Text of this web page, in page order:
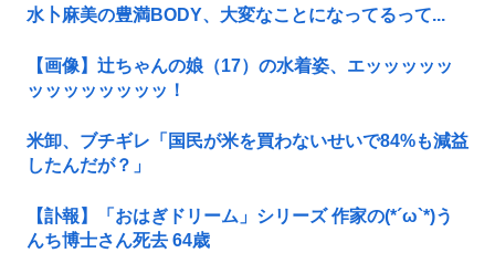
水卜麻美の豊満BODY、大変なことになってるって...
【画像】辻ちゃんの娘（17）の水着姿、エッッッッッ
ッッッッッッッッ！
米卸、ブチギレ「国民が米を買わないせいで84%も減益
したんだが？」
【訃報】「おはぎドリーム」シリーズ 作家の(*´ω`*)う
んち博士さん死去 64歳